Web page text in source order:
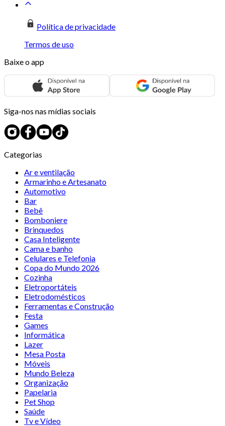
Política de privacidade
Termos de uso
Baixe o app
Siga-nos nas mídias sociais
Categorias
Ar e ventilação
Armarinho e Artesanato
Automotivo
Bar
Bebê
Bomboniere
Brinquedos
Casa Inteligente
Cama e banho
Celulares e Telefonia
Copa do Mundo 2026
Cozinha
Eletroportáteis
Eletrodomésticos
Ferramentas e Construção
Festa
Games
Informática
Lazer
Mesa Posta
Móveis
Mundo Beleza
Organização
Papelaria
Pet Shop
Saúde
Tv e Vídeo